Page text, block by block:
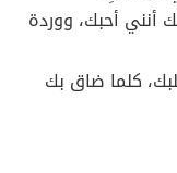
أنني أحبك، ووردة
كلما ضاق بك